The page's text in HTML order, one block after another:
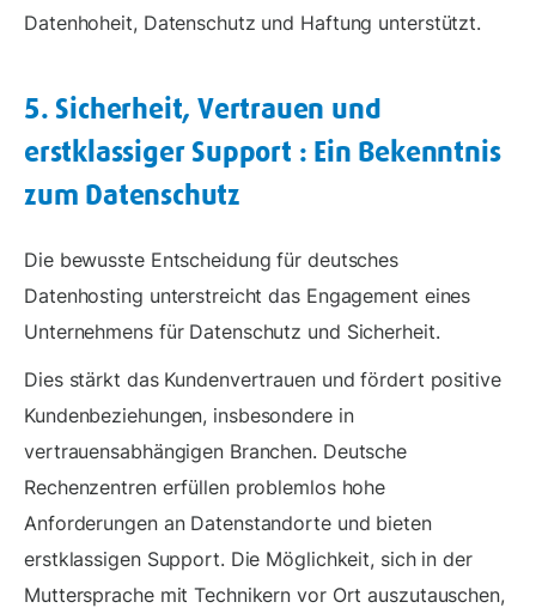
Datenhoheit, Datenschutz und Haftung unterstützt.
5. Sicherheit, Vertrauen und
erstklassiger Support : Ein Bekenntnis
zum Datenschutz
Die bewusste Entscheidung für deutsches
Datenhosting unterstreicht das Engagement eines
Unternehmens für Datenschutz und Sicherheit.
Dies stärkt das Kundenvertrauen und fördert positive
Kundenbeziehungen, insbesondere in
vertrauensabhängigen Branchen. Deutsche
Rechenzentren erfüllen problemlos hohe
Anforderungen an Datenstandorte und bieten
erstklassigen Support. Die Möglichkeit, sich in der
Muttersprache mit Technikern vor Ort auszutauschen,